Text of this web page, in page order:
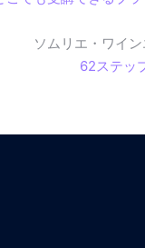
ソムリエ・ワイ
62ステッ